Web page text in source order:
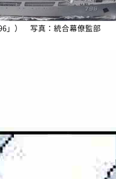
」） 写真：統合幕僚監部